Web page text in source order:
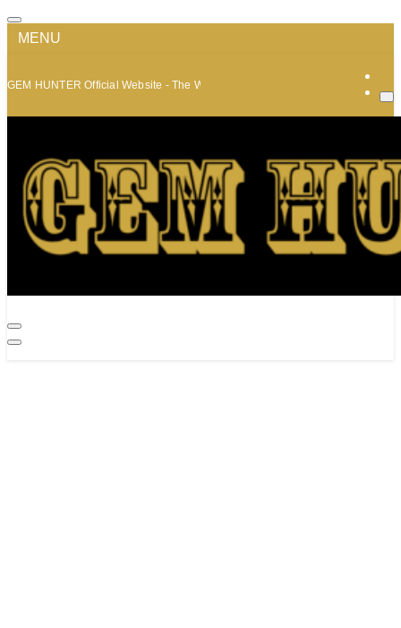
MENU
GEM HUNTER Official Website - The World of Minerals and Jewelry